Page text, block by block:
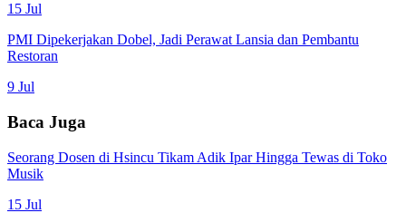
15 Jul
PMI Dipekerjakan Dobel, Jadi Perawat Lansia dan Pembantu
Restoran
9 Jul
Baca Juga
Seorang Dosen di Hsincu Tikam Adik Ipar Hingga Tewas di Toko
Musik
15 Jul